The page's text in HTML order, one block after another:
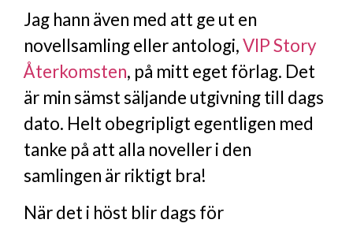
Jag hann även med att ge ut en
novellsamling eller antologi,VIP Story
Återkomsten, på mitt eget förlag. Det
är min sämst säljande utgivning till dags
dato. Helt obegripligt egentligen med
tanke på att alla noveller i den
samlingen är riktigt bra!
När det i höst blir dags för